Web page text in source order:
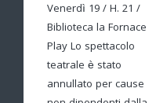
Venerdì 19 / H. 21 /
Biblioteca la Fornace
Play Lo spettacolo
teatrale è stato
annullato per cause